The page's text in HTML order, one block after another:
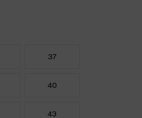
37
40
43